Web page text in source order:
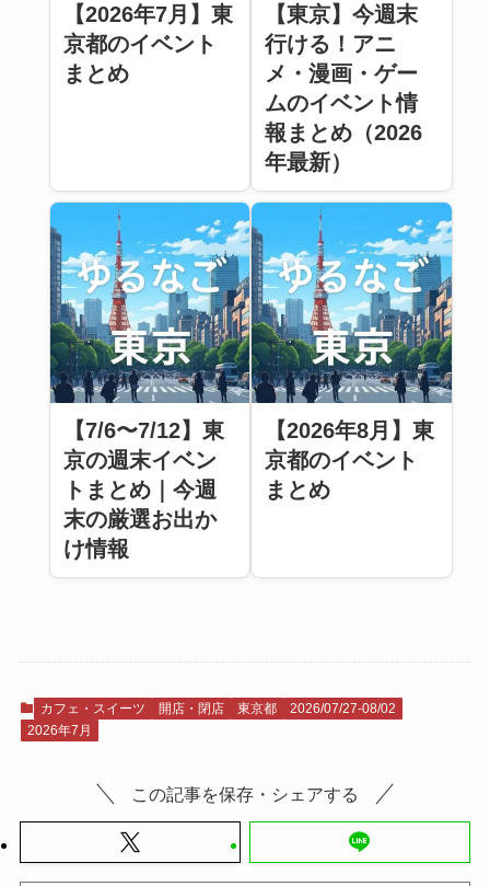
【2026年7月】東
京都のイベント
まとめ
【東京】今週末
行ける！アニ
メ・漫画・ゲー
ムのイベント情
報まとめ（2026
年最新）
【7/6〜7/12】東
京の週末イベン
トまとめ｜今週
末の厳選お出か
け情報
【2026年8月】東
京都のイベント
まとめ
カフェ・スイーツ 開店・閉店 東京都
2026/07/27-08/02
2026年7月
この記事を保存・シェアする